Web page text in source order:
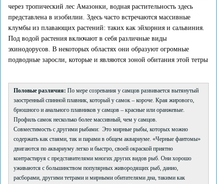
через тропический лес Амазонки, водная растительность здесь
представлена в изобилии. Здесь часто встречаются массивные
клумбы из плавающих растений: таких как эйхорния и сальвиния.
Под водой растения включают в себя различные виды
эхинодорусов. В некоторых областях они образуют огромные
подводные заросли, которые и являются зоной обитания этой тетры
Половые различия: По мере созревания у самцов развивается вытянутый
заостренный спинной плавник, который у самок – короче. Края жирового,
брюшного и анального плавников у самцов – красные или оранжевые.
Профиль самок несколько более массивный, чем у самцов.
Совместимость с другими рыбами: Это мирные рыбы, которых можно
содержать как стаями, так и парами в общем аквариуме. «Черные фантомы»
двигаются по аквариуму легко и быстро, своей окраской приятно
контрастируя с представителями многих других видов рыб. Они хорошо
уживаются с большинством популярных живородящих рыб, данио,
расборами, другими тетрами и мирными обитателями дна, такими как